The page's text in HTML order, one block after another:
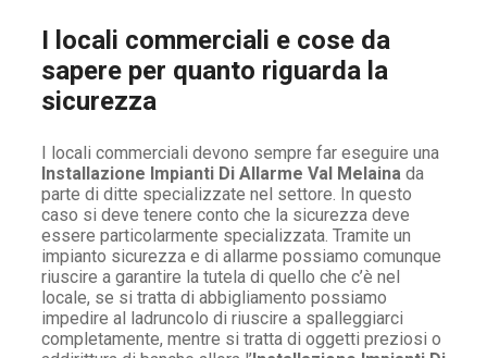
I locali commerciali e cose da
sapere per quanto riguarda la
sicurezza
I locali commerciali devono sempre far eseguire una
Installazione Impianti Di Allarme Val Melaina da
parte di ditte specializzate nel settore. In questo
caso si deve tenere conto che la sicurezza deve
essere particolarmente specializzata. Tramite un
impianto sicurezza e di allarme possiamo comunque
riuscire a garantire la tutela di quello che c’è nel
locale, se si tratta di abbigliamento possiamo
impedire al ladruncolo di riuscire a spalleggiarci
completamente, mentre si tratta di oggetti preziosi o